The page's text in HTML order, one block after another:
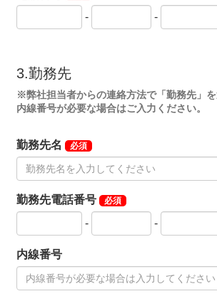
- -
3.勤務先
※弊社担当者からの連絡方法で「勤務先」を
内線番号が必要な場合はご入力ください。
勤務先名 必須
勤務先電話番号 必須
- -
内線番号